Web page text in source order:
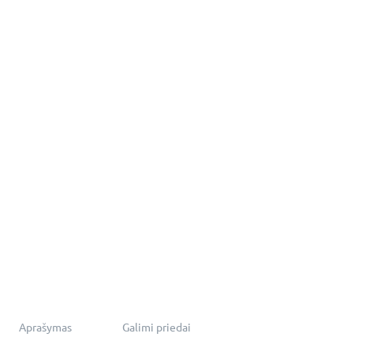
Aprašymas Galimi priedai